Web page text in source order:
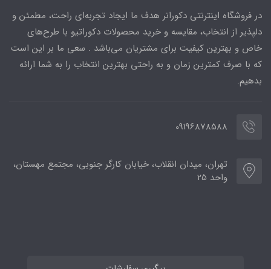
در فروشگاه اینترنتی دکورانر هدف ما ایجاد تجربه‌ای راحت، مطمئن و
دلپذیر از انتخاب، مقایسه و خرید محصولات دکوراتیو با طرح‌های
خاص و بهترین کیفیت برای مشتریان می‌باشد . سعی ما بر این است
که با صرف کمترین زمان و به راحتی بهترین انتخاب را به شما ارائه
بدهیم.
09196878588
تهران، میدان انقلاب، خیابان کارگر جنوبی، مجتمع مهستان،
واحد 25